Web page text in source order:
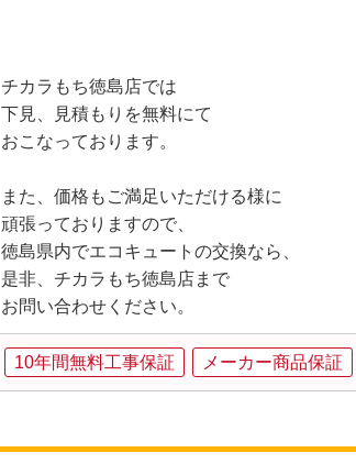
チカラもち徳島店では
下見、見積もりを無料にて
おこなっております。
また、価格もご満足いただける様に
頑張っておりますので、
徳島県内でエコキュートの交換なら、
是非、チカラもち徳島店まで
お問い合わせください。
10年間無料工事保証 メーカー商品保証